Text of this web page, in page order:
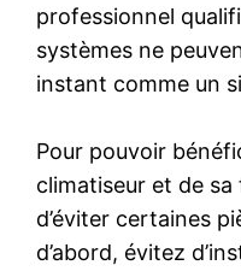
professionnel
systèmes ne
instant comme un
Pour pouvoir
climatiseur et de
d’éviter certaines
d’abord, évitez